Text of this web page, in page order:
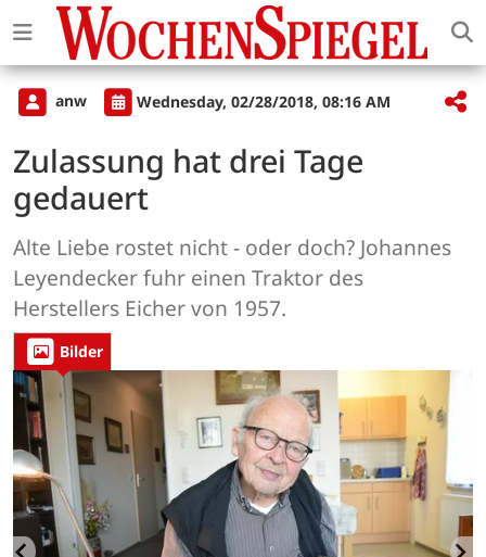
anw Wednesday, 02/28/2018, 08:16 AM
Zulassung hat drei Tage
gedauert
Alte Liebe rostet nicht - oder doch? Johannes
Leyendecker fuhr einen Traktor des
Herstellers Eicher von 1957.
Bilder